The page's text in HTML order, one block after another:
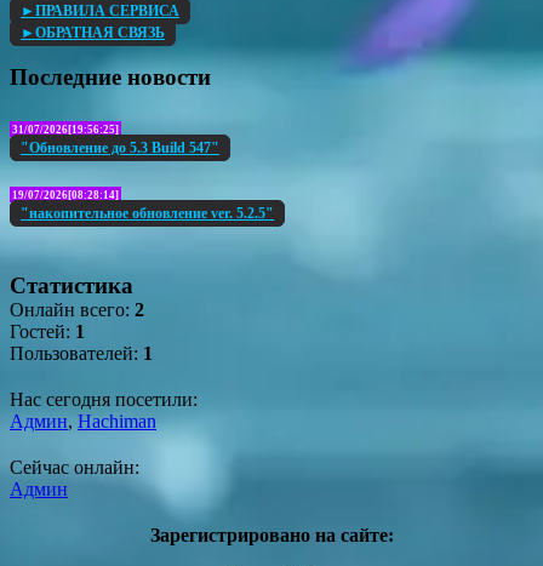
►ПРАВИЛА СЕРВИСА
►ОБРАТНАЯ СВЯЗЬ
Последние новости
31/07/2026[19:56:25]
"Обновление до 5.3 Build 547"
19/07/2026[08:28:14]
"накопительное обновление ver. 5.2.5"
Статистика
Онлайн всего: 2
Гостей: 1
Пользователей: 1
Нас сегодня посетили:
Админ, Hachiman
Сейчас онлайн:
Админ
Зарегистрировано на сайте: